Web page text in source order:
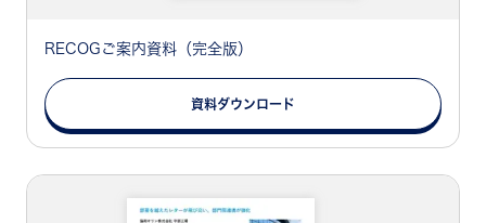
RECOGご案内資料（完全版）
資料ダウンロード